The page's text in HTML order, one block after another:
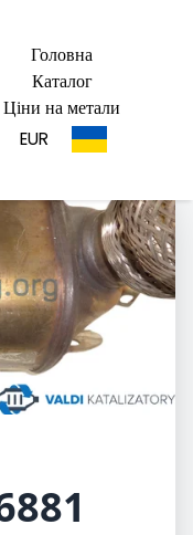
Головна
Каталог
Ціни на метали
EUR